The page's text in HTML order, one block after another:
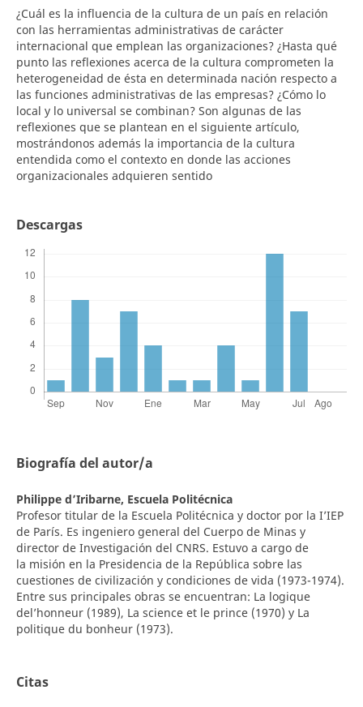
¿Cuál es la influencia de la cultura de un país en relación
con las herramientas administrativas de carácter
internacional que emplean las organizaciones? ¿Hasta qué
punto las reflexiones acerca de la cultura comprometen la
heterogeneidad de ésta en determinada nación respecto a
las funciones administrativas de las empresas? ¿Cómo lo
local y lo universal se combinan? Son algunas de las
reflexiones que se plantean en el siguiente artículo,
mostrándonos además la importancia de la cultura
entendida como el contexto en donde las acciones
organizacionales adquieren sentido
Descargas
Biografía del autor/a
Philippe d’Iribarne, Escuela Politécnica
Profesor titular de la Escuela Politécnica y doctor por la I’IEP
de París. Es ingeniero general del Cuerpo de Minas y
director de Investigación del CNRS. Estuvo a cargo de
la misión en la Presidencia de la República sobre las
cuestiones de civilización y condiciones de vida (1973-1974).
Entre sus principales obras se encuentran: La logique
del’honneur (1989), La science et le prince (1970) y La
politique du bonheur (1973).
Citas